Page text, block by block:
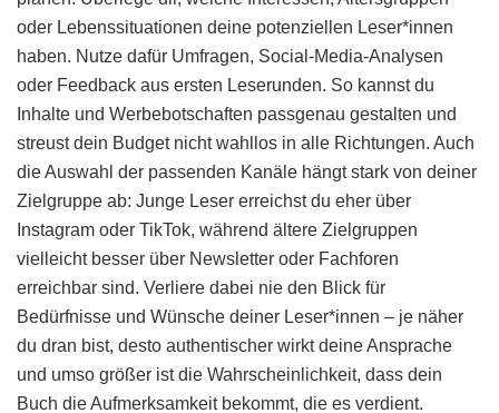
oder Lebenssituationen deine potenziellen Leser*innen
haben. Nutze dafür Umfragen, Social-Media-Analysen
oder Feedback aus ersten Leserunden. So kannst du
Inhalte und Werbebotschaften passgenau gestalten und
streust dein Budget nicht wahllos in alle Richtungen. Auch
die Auswahl der passenden Kanäle hängt stark von deiner
Zielgruppe ab: Junge Leser erreichst du eher über
Instagram oder TikTok, während ältere Zielgruppen
vielleicht besser über Newsletter oder Fachforen
erreichbar sind. Verliere dabei nie den Blick für
Bedürfnisse und Wünsche deiner Leser*innen – je näher
du dran bist, desto authentischer wirkt deine Ansprache
und umso größer ist die Wahrscheinlichkeit, dass dein
Buch die Aufmerksamkeit bekommt, die es verdient.